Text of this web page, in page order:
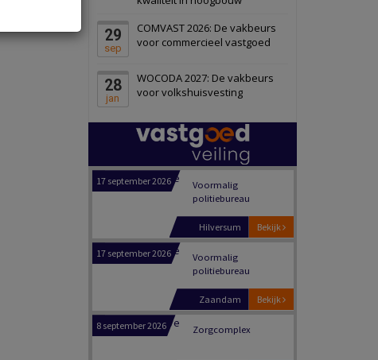
29
sep
COMVAST 2026: De vakbeurs
voor commercieel vastgoed
28
jan
WOCODA 2027: De vakbeurs
voor volkshuisvesting
Panheel
17 september 2026
Voormalig
Bekijk
Dordrecht
17 september 2026
politiebureau
Hilversum
17 september 2026
Voormalig
politiebureau
Bekijk
Zaandam
8 september 2026 Zorgcomplex
Bekijk
Zwanenburg
6 oktober 2026 Transformatieobject